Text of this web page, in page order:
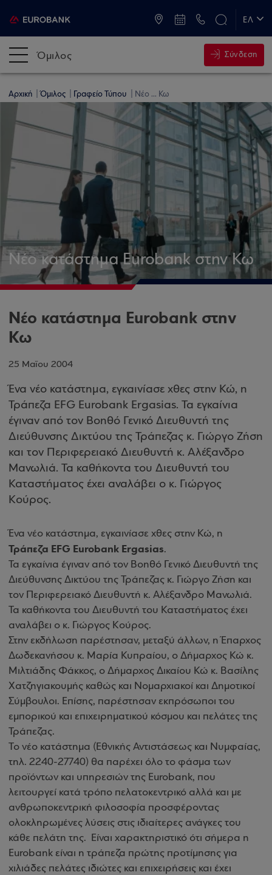
ΕΛ
Όμιλος Σύνδεση
Αρχική Όμιλος Γραφείο Τύπου Νέο ... Κω
Νέο κατάστημα Eurobank στην Κω
Νέο κατάστημα Eurobank στην
Κω
25 Μαΐου 2004
Ένα νέο κατάστημα, εγκαινίασε χθες στην Κώ, η
Τράπεζα EFG Eurobank Ergasias. Τα εγκαίνια
έγιναν από τον Βοηθό Γενικό Διευθυντή της
Διεύθυνσης Δικτύου της Τράπεζας κ. Γιώργο Ζήση
και τον Περιφερειακό Διευθυντή κ. Αλέξανδρο
Μανωλιά. Τα καθήκοντα του Διευθυντή του
Καταστήματος έχει αναλάβει ο κ. Γιώργος
Κούρος.
Ένα νέο κατάστημα, εγκαινίασε χθες στην Κώ, η
Τράπεζα EFG Eurobank Ergasias.
Τα εγκαίνια έγιναν από τον Βοηθό Γενικό Διευθυντή της
Διεύθυνσης Δικτύου της Τράπεζας κ. Γιώργο Ζήση και
τον Περιφερειακό Διευθυντή κ. Αλέξανδρο Μανωλιά.
Τα καθήκοντα του Διευθυντή του Καταστήματος έχει
αναλάβει ο κ. Γιώργος Κούρος.
Στην εκδήλωση παρέστησαν, μεταξύ άλλων, η Έπαρχος
Δωδεκανήσου κ. Μαρία Κυπραίου, ο Δήμαρχος Κώ κ.
Μιλτιάδης Φάκκος, ο Δήμαρχος Δικαίου Κώ κ. Βασίλης
Χατζηγιακουμής καθώς και Νομαρχιακοί και Δημοτικοί
Σύμβουλοι. Επίσης, παρέστησαν εκπρόσωποι του
εμπορικού και επιχειρηματικού κόσμου και πελάτες της
Τράπεζας.
Το νέο κατάστημα (Εθνικής Αντιστάσεως και Νυμφαίας,
τηλ. 2240-27740) θα παρέχει όλο το φάσμα των
προϊόντων και υπηρεσιών της Eurobank, που
λειτουργεί κατά τρόπο πελατοκεντρικό αλλά και με
ανθρωποκεντρική φιλοσοφία προσφέροντας
ολοκληρωμένες λύσεις στις ιδιαίτερες ανάγκες του
κάθε πελάτη της. Είναι χαρακτηριστικό ότι σήμερα η
Eurobank είναι η τράπεζα πρώτης προτίμησης για
χιλιάδες πελάτες ιδιώτες και επιχειρήσεις και έχει